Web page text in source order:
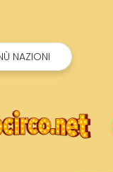
NAZIONI